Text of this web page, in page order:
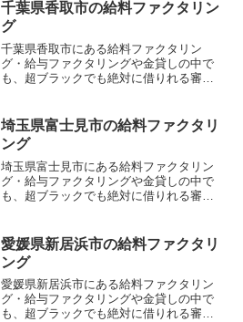
千葉県香取市の給料ファクタリン
グ
千葉県香取市にある給料ファクタリン
グ・給与ファクタリングや金貸しの中で
も、超ブラックでも絶対に借りれる審査
埼玉県富士見市の給料ファクタリ
ング
埼玉県富士見市にある給料ファクタリン
グ・給与ファクタリングや金貸しの中で
も、超ブラックでも絶対に借りれる審査
愛媛県新居浜市の給料ファクタリ
ング
愛媛県新居浜市にある給料ファクタリン
グ・給与ファクタリングや金貸しの中で
も、超ブラックでも絶対に借りれる審査